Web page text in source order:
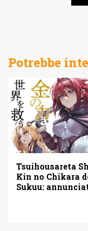
Potrebbe
Tsuihousareta
Kin no Chikara
Sukuu: